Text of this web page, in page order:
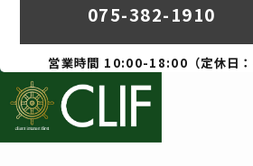
075-382-1910
営業時間 10:00-18:00（定休日：